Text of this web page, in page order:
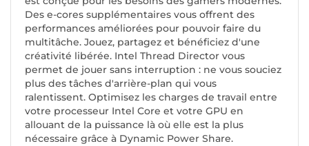
Des e-cores supplémentaires vous offrent des
performances améliorées pour pouvoir faire du
multitâche. Jouez, partagez et bénéficiez d'une
créativité libérée. Intel Thread Director vous
permet de jouer sans interruption : ne vous souciez
plus des tâches d'arrière-plan qui vous
ralentissent. Optimisez les charges de travail entre
votre processeur Intel Core et votre GPU en
allouant de la puissance là où elle est la plus
nécessaire grâce à Dynamic Power Share.